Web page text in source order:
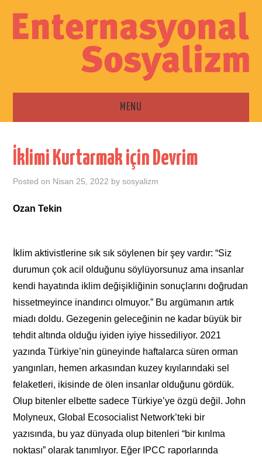
MENU
ESKI SAYILAR
İklimi Kurtarmak için Devrim
Posted on Nisan 25, 2022 bysosyalizm
Ozan Tekin
İklim aktivistlerine sık sık söylenen bir şey vardır: “Siz
durumun çok acil olduğunu söylüyorsunuz ama insanlar
kendi hayatında iklim değişikliğinin sonuçlarını doğrudan
hissetmeyince inandırıcı olmuyor.” Bu argümanın artık
miadı doldu. Gezegenin geleceğinin ne kadar büyük bir
tehdit altında olduğu iyiden iyiye hissediliyor. 2021
yazında Türkiye’nin güneyinde haftalarca süren orman
yangınları, hemen arkasından kuzey kıyılarındaki sel
felaketleri, ikisinde de ölen insanlar olduğunu gördük.
Olup bitenler elbette sadece Türkiye’ye özgü değil. John
Molyneux, Global Ecosocialist Network’teki bir
yazısında, bu yaz dünyada olup bitenleri “bir kırılma
noktası” olarak tanımlıyor. Eğer IPCC raporlarında